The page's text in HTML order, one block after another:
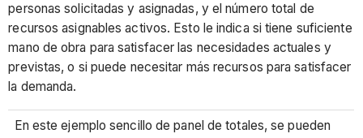
personas solicitadas y asignadas, y el número total de
recursos asignables activos. Esto le indica si tiene suficiente
mano de obra para satisfacer las necesidades actuales y
previstas, o si puede necesitar más recursos para satisfacer
la demanda.
En este ejemplo sencillo de panel de totales, se pueden